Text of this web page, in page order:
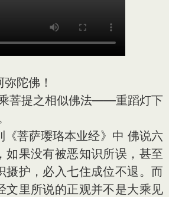
陀佛！
提之相似佛法——重蹈灯下
菩萨璎珞本业经》中 佛说六
如果没有被恶知识所误，甚至
摄护，必入七住成位不退。而
文里所说的正观并不是大乘见